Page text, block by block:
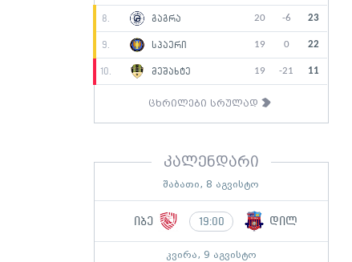
8. გაგრა 20 -6 23
9. სპაერი 19 0 22
10. მეშახტე 19 -21 11
ცხრილები სრულად
კალენდარი
შაბათი, 8 აგვისტო
იბე 19:00 დილ
კვირა, 9 აგვისტო